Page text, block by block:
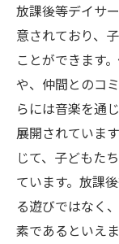
放課後等デイサ
意されており、
ことができます
や、仲間とのコ
らには音楽を通
展開されていま
じて、子どもた
ています。放課
る遊びではなく
素であるといえ